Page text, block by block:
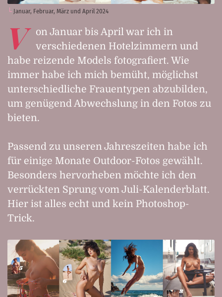
Januar, Februar, März und April 2024
V
on Januar bis April war ich in
verschiedenen Hotelzimmern und
habe reizende Models fotografiert. Wie
immer habe ich mich bemüht, möglichst
unterschiedliche Frauentypen abzubilden,
um genügend Abwechslung in den Fotos zu
bieten.
Passend zu unseren Jahreszeiten habe ich
für einige Monate Outdoor-Fotos gewählt.
Besonders hervorheben möchte ich den
verrückten Sprung vom Juli-Kalenderblatt.
Hier ist alles echt und kein Photoshop-
Trick.